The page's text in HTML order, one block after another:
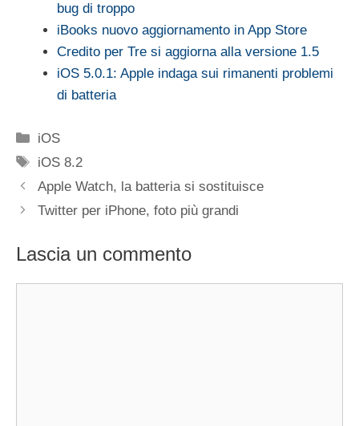
bug di troppo
iBooks nuovo aggiornamento in App Store
Credito per Tre si aggiorna alla versione 1.5
iOS 5.0.1: Apple indaga sui rimanenti problemi
di batteria
Categorie
iOS
Tag
iOS 8.2
Apple Watch, la batteria si sostituisce
Twitter per iPhone, foto più grandi
Lascia un commento